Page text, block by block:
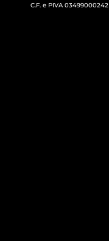
C.F. e PIVA 03499000242